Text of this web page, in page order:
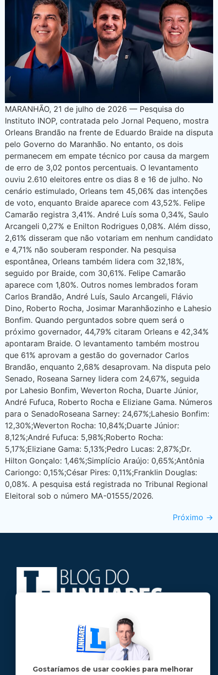
MARANHÃO, 21 de julho de 2026 — Pesquisa do
Instituto INOP, contratada pelo Jornal Pequeno, mostra
Orleans Brandão na frente de Eduardo Braide na disputa
pelo Governo do Maranhão. No entanto, os dois
permanecem em empate técnico por causa da margem
de erro de 3,02 pontos percentuais. O levantamento
ouviu 2.610 eleitores entre os dias 8 e 16 de julho. No
cenário estimulado, Orleans tem 45,06% das intenções
de voto, enquanto Braide aparece com 43,52%. Felipe
Camarão registra 3,41%. André Luís soma 0,34%, Saulo
Arcangeli 0,27% e Enilton Rodrigues 0,08%. Além disso,
2,61% disseram que não votariam em nenhum candidato
e 4,71% não souberam responder. Na pesquisa
espontânea, Orleans também lidera com 32,18%,
seguido por Braide, com 30,61%. Felipe Camarão
aparece com 1,80%. Outros nomes lembrados foram
Carlos Brandão, André Luís, Saulo Arcangeli, Flávio
Dino, Roberto Rocha, Josimar Maranhãozinho e Lahesio
Bonfim. Quando perguntados sobre quem será o
próximo governador, 44,79% citaram Orleans e 42,34%
apontaram Braide. O levantamento também mostrou
que 61% aprovam a gestão do governador Carlos
Brandão, enquanto 2,68% desaprovam. Na disputa pelo
Senado, Roseana Sarney lidera com 24,67%, seguida
por Lahesio Bonfim, Weverton Rocha, Duarte Júnior,
André Fufuca, Roberto Rocha e Eliziane Gama. Números
para o SenadoRoseana Sarney: 24,67%;Lahesio Bonfim:
12,30%;Weverton Rocha: 10,84%;Duarte Júnior:
8,12%;André Fufuca: 5,98%;Roberto Rocha:
5,17%;Eliziane Gama: 5,13%;Pedro Lucas: 2,87%;Dr.
Hilton Gonçalo: 1,46%;Simplício Araújo: 0,65%;Antônia
Cariongo: 0,15%;César Pires: 0,11%;Franklin Douglas:
0,08%. A pesquisa está registrada no Tribunal Regional
Eleitoral sob o número MA-01555/2026.
Próximo →
Jose Linhares Jr é maranhense.
Formado em Jornalismo, estudou filosofia
e tem pós-graduações em ciência política
e marketing político.
Gostaríamos de usar cookies para melhorar